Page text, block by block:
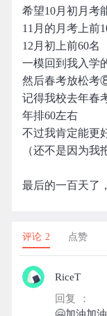
希望10月初月考
11月的月考上前
12月初上前60名
一模回到我入学
然后春考放松考
记得我校去年春
年排60左右
不过我肯定能更
（还不是因为我
最后的一百天了
评论 2 点赞
RiceT
回复 ：